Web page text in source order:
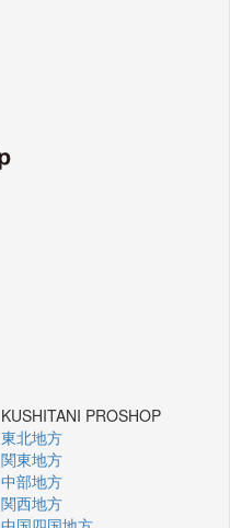
KUSHITANI PROSHOP
東北地方
関東地方
中部地方
関西地方